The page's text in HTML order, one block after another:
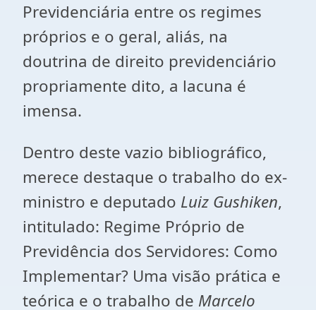
Previdenciária entre os regimes
próprios e o geral, aliás, na
doutrina de direito previdenciário
propriamente dito, a lacuna é
imensa.
Dentro deste vazio bibliográfico,
merece destaque o trabalho do ex-
ministro e deputado Luiz Gushiken,
intitulado: Regime Próprio de
Previdência dos Servidores: Como
Implementar? Uma visão prática e
teórica e o trabalho de Marcelo